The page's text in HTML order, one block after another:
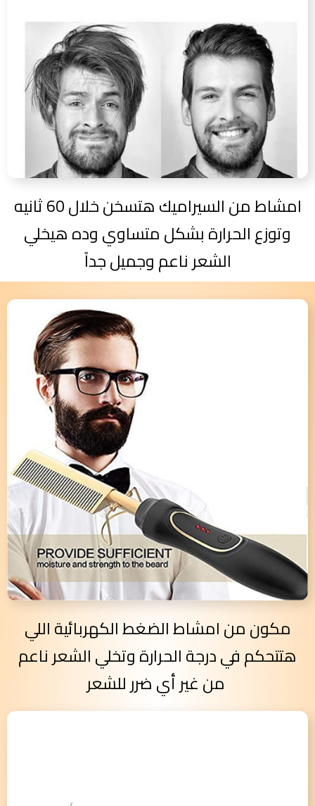
امشاط من السيراميك هتسخن خلال 60 ثانيه
وتوزع الحرارة بشكل متساوي وده هيخلي
الشعر ناعم وجميل جداً
مكون من امشاط الضغط الكهربائية اللي
هتتحكم في درجة الحرارة وتخلي الشعر ناعم